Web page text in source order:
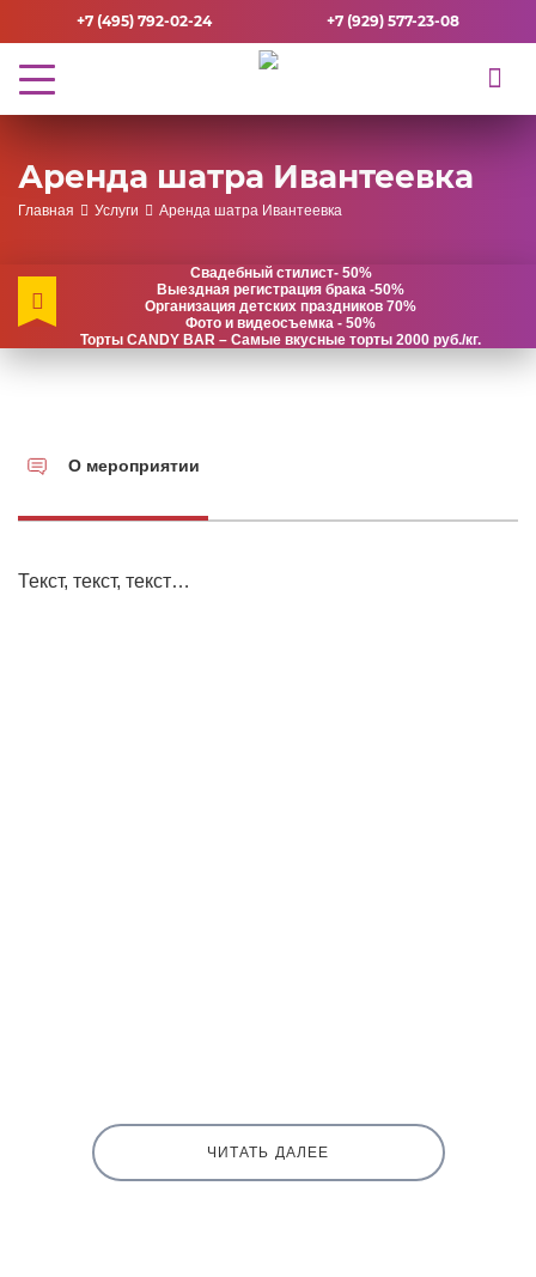
+7 (495) 792-02-24 +7 (929) 577-23-08
Аренда шатра Ивантеевка
Главная Услуги Аренда шатра Ивантеевка
Свадебный стилист- 50%
Выездная регистрация брака -50%
Организация детских праздников 70%
Фото и видеосъемка - 50%
Торты CANDY BAR – Самые вкусные торты 2000 руб./кг.
О мероприятии
Текст, текст, текст…
ЧИТАТЬ ДАЛЕЕ